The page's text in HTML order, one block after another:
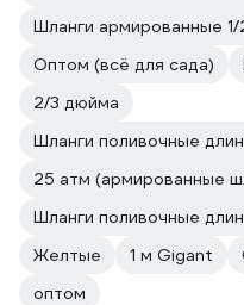
Шланги армированные
Оптом (всё для сада)
2/3 дюйма
Шланги поливочные
25 атм (армированные
Шланги поливочные
Желтые
1 м Gigant
оптом